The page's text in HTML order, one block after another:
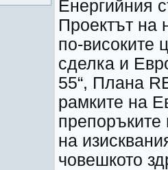
Енергийния
Проектът на
по-високите
сделка и
55“, Плана
рамките на
на
човешкото